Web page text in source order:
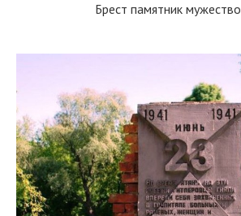
Брест памятник мужество